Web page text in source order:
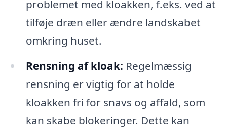
problemet med kloakken, f.eks. ved at
tilføje dræn eller ændre landskabet
omkring huset.
Rensning af kloak: Regelmæssig
rensning er vigtig for at holde
kloakken fri for snavs og affald, som
kan skabe blokeringer. Dette kan